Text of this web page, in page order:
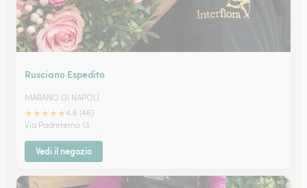
Rusciano Espedito
MARANO DI NAPOLI
★★★★★4.6 (46)
Via Padreterno 13
Vedi il negozio